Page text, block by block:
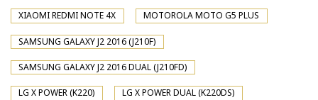
XIAOMI REDMI NOTE 4X MOTOROLA MOTO G5 PLUS
SAMSUNG GALAXY J2 2016 (J210F)
SAMSUNG GALAXY J2 2016 DUAL (J210FD)
LG X POWER (K220) LG X POWER DUAL (K220DS)